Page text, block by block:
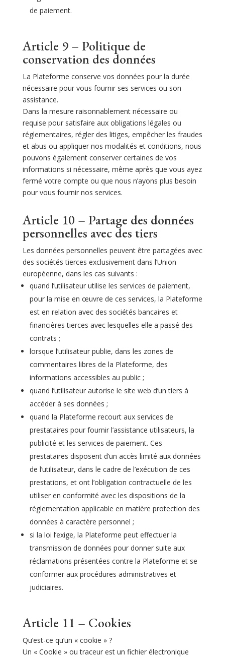
de paiement.
Article 9 – Politique de
conservation des données
La Plateforme conserve vos données pour la durée
nécessaire pour vous fournir ses services ou son
assistance.
Dans la mesure raisonnablement nécessaire ou
requise pour satisfaire aux obligations légales ou
réglementaires, régler des litiges, empêcher les fraudes
et abus ou appliquer nos modalités et conditions, nous
pouvons également conserver certaines de vos
informations si nécessaire, même après que vous ayez
fermé votre compte ou que nous n’ayons plus besoin
pour vous fournir nos services.
Article 10 – Partage des données
personnelles avec des tiers
Les données personnelles peuvent être partagées avec
des sociétés tierces exclusivement dans l’Union
européenne, dans les cas suivants :
quand l’utilisateur utilise les services de paiement,
pour la mise en œuvre de ces services, la Plateforme
est en relation avec des sociétés bancaires et
financières tierces avec lesquelles elle a passé des
contrats ;
lorsque l’utilisateur publie, dans les zones de
commentaires libres de la Plateforme, des
informations accessibles au public ;
quand l’utilisateur autorise le site web d’un tiers à
accéder à ses données ;
quand la Plateforme recourt aux services de
prestataires pour fournir l’assistance utilisateurs, la
publicité et les services de paiement. Ces
prestataires disposent d’un accès limité aux données
de l’utilisateur, dans le cadre de l’exécution de ces
prestations, et ont l’obligation contractuelle de les
utiliser en conformité avec les dispositions de la
réglementation applicable en matière protection des
données à caractère personnel ;
si la loi l’exige, la Plateforme peut effectuer la
transmission de données pour donner suite aux
réclamations présentées contre la Plateforme et se
conformer aux procédures administratives et
judiciaires.
Article 11 – Cookies
Qu’est-ce qu’un « cookie » ?
Un « Cookie » ou traceur est un fichier électronique